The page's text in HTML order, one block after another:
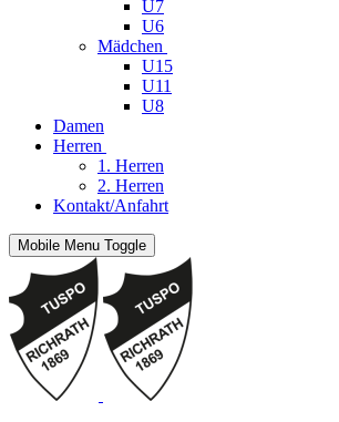
U7
U6
Mädchen
U15
U11
U8
Damen
Herren
1. Herren
2. Herren
Kontakt/Anfahrt
Mobile Menu Toggle